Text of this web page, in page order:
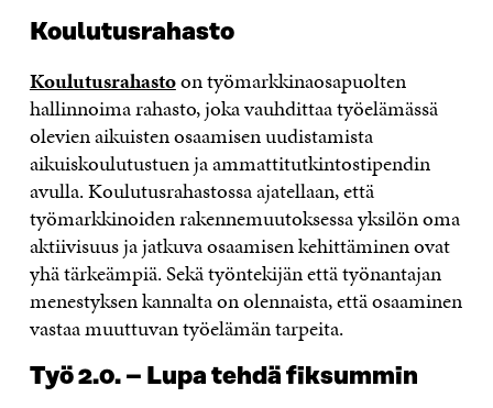
Koulutusrahasto
Koulutusrahastoon työmarkkinaosapuolten
hallinnoima rahasto, joka vauhdittaa työelämässä
olevien aikuisten osaamisen uudistamista
aikuiskoulutustuen ja ammattitutkintostipendin
avulla. Koulutusrahastossa ajatellaan, että
työmarkkinoiden rakennemuutoksessa yksilön oma
aktiivisuus ja jatkuva osaamisen kehittäminen ovat
yhä tärkeämpiä. Sekä työntekijän että työnantajan
menestyksen kannalta on olennaista, että osaaminen
vastaa muuttuvan työelämän tarpeita.
Työ 2.0. – Lupa tehdä fiksummin